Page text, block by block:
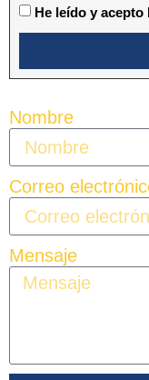
He leído y acepto
Nombre
Correo
Mensaje